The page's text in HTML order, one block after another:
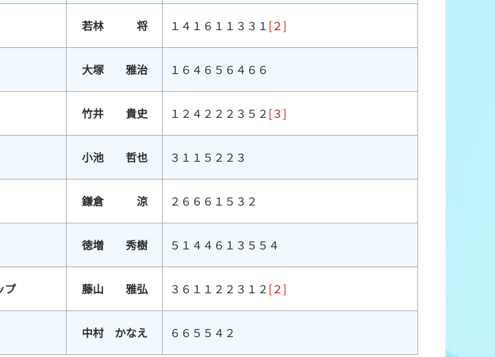
若林 将 １４１６１１３３１ [２]
大塚 雅治 １６４６５６４６６
竹井 貴史 １２４２２２３５２ [３]
小池 哲也 ３１１５２２３
鎌倉 涼 ２６６６１５３２
徳増 秀樹 ５１４４６１３５５４
プ 藤山 雅弘 ３６１１２２３１２ [２]
中村 かなえ ６６５５４２